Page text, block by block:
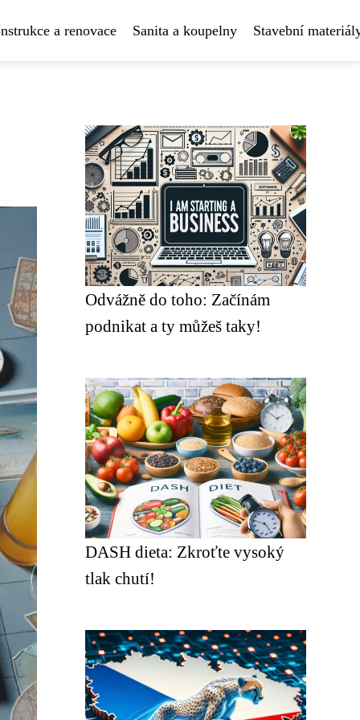
a renovace Sanita a koupelny Stavební
Odvážně do toho: Začínám
podnikat a ty můžeš taky!
DASH dieta: Zkroťte vysoký
tlak chutí!